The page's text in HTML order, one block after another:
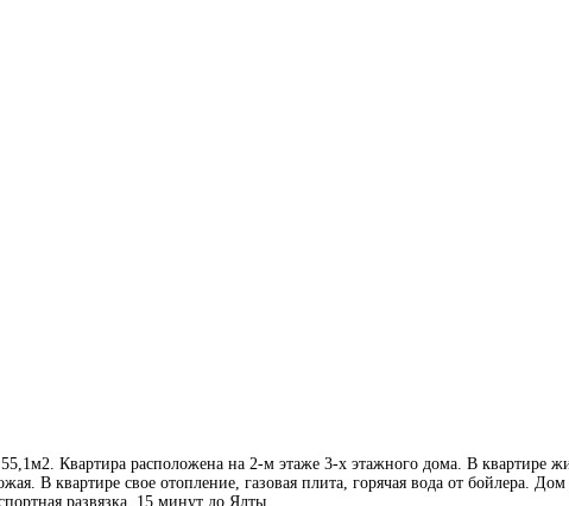
Квартира расположена на 2-м этаже 3-х этажного дома. В квартире
В квартире свое отопление, газовая плита, горячая вода от бойлера.
развязка, 15 минут до Ялты.